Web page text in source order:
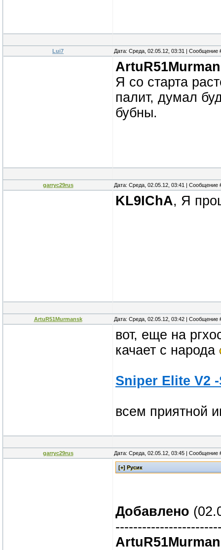
Lui7 Дата: Среда, 02.05.12, 03:31 | Сообщение
Я со старта
палит, думал
бубны.
garryc29rus Дата: Среда, 02.05.12, 03:41 | Сообщение
KL9IChA, Я
ArtuR51Murmansk Дата: Среда, 02.05.12, 03:42 | Сообщение
вот, еще на
качает с народа
Sniper Elite V2
всем приятной
garryc29rus Дата: Среда, 02.05.12, 03:45 | Сообщение
Добавлено